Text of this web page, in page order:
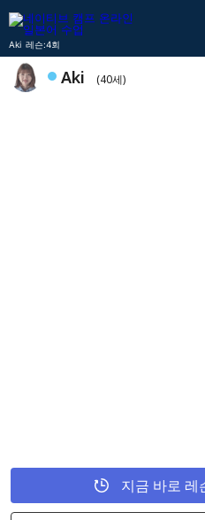
Aki 레슨:4회
Aki (40세)
지금 바로 레